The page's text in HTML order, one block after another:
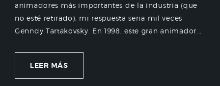
animadores más importantes de la industria (que
no esté retirado), mi respuesta seria mil veces
Genndy Tartakovsky. En 1998, este gran animador...
LEER MÁS